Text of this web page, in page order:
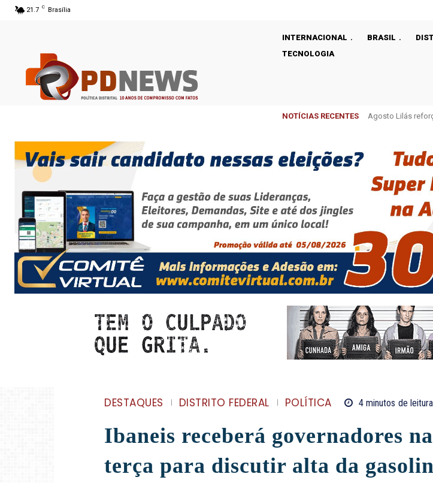
21.7 C Brasília
INTERNACIONAL BRASIL
TECNOLOGIA
NOTÍCIAS RECENTES Celina Leão e
DESTAQUES DISTRITO FEDERAL POLÍTICA 4minutos de leitura
Ibaneis receberá governadores na
terça para discutir alta da